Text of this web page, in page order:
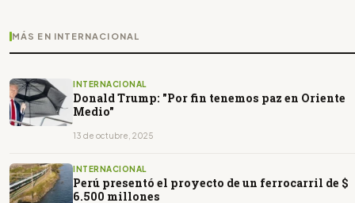
MÁS EN INTERNACIONAL
INTERNACIONAL
Donald Trump: "Por fin tenemos paz en Oriente
Medio"
13 de octubre, 2025
INTERNACIONAL
Perú presentó el proyecto de un ferrocarril de $
6.500 millones